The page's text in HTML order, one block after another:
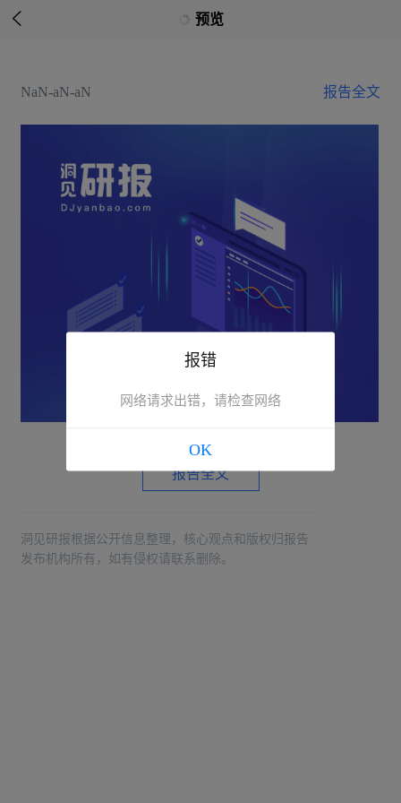
 预览
NaN-aN-aN 报告全文
报告全文
洞见研报根据公开信息整理，核心观点和版权归报告
发布机构所有，如有侵权请联系删除。
报错
网络请求出错，请检查网络
OK